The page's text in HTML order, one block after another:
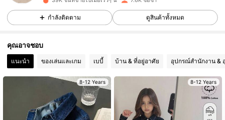
4.90
4.90 8K ผู้ติดตาม
4.90 8K ผู้ติดตาม
กำลังติดตาม ดูสินค้าทั้งหมด
คุณอาจชอบ
แนะนำ ของเล่นและเกม เบบี้ บ้าน & ที่อยู่อาศัย อุปกรณ์สำนักงาน &
8-12 Years 8-12 Years